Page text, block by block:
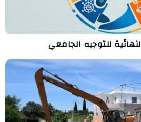
للتوجيه الجامعي